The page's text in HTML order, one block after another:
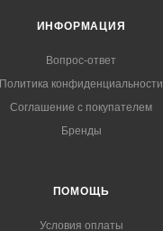
ИНФОРМАЦИЯ
Вопрос-ответ
Политика конфиденциальности
Соглашение с покупателем
Бренды
ПОМОЩЬ
Условия оплаты